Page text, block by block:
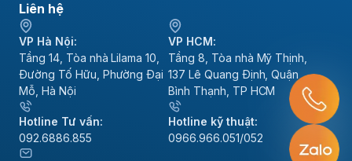
Liên hệ
VP Hà Nội:
Tầng 14, Tòa nhà Lilama 10,
Đường Tố Hữu, Phường Đại
Mỗ, Hà Nội
VP HCM:
Tầng 8, Tòa nhà Mỹ Thịnh,
137 Lê Quang Định, Quận
Bình Thạnh, TP HCM
Hotline Tư vấn:
092.6886.855
Hotline kỹ thuật:
0966.966.051/052